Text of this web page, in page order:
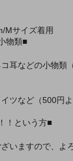
サイズ着用
物類■
耳などの小物類
ツなど（500円よ
！という方■
いますので、よ